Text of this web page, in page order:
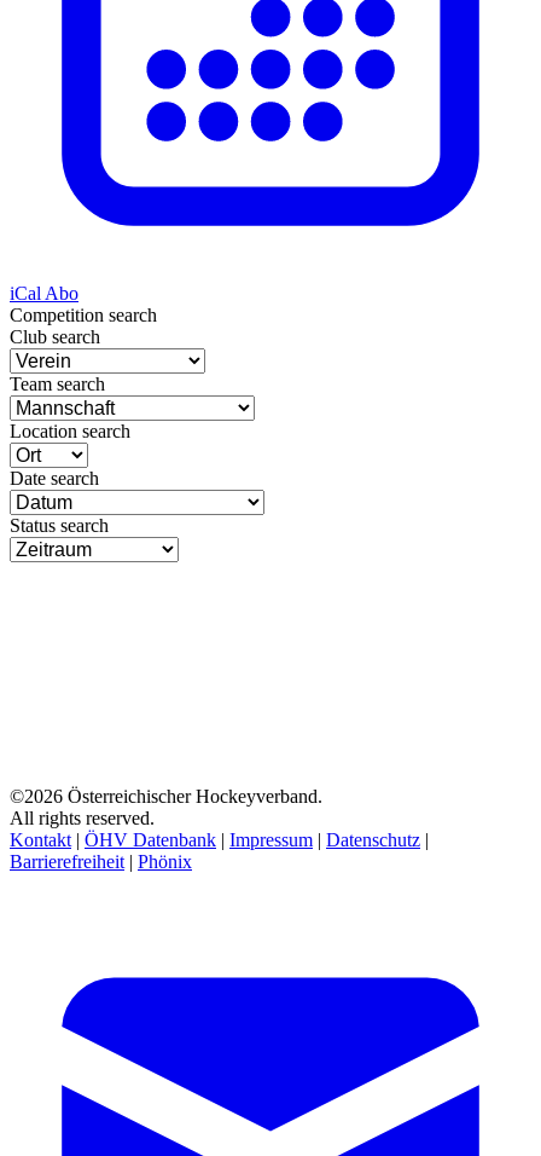
iCal Abo
Competition search
Club search
Team search
Location search
Date search
Status search
©2026 Österreichischer Hockeyverband.
All rights reserved.
Kontakt | ÖHV Datenbank | Impressum | Datenschutz |
Barrierefreiheit | Phönix